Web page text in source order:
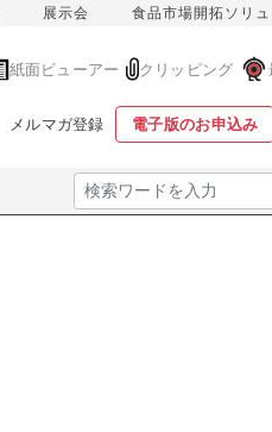
展示会 食品市場開拓ソリ
紙面ビューアー クリッピング
メルマガ登録 電子版のお申込み